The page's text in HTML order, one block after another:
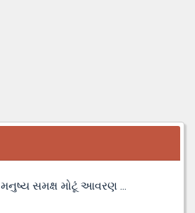
મનુષ્ય સમક્ષ મોટૂં આવરણ ...